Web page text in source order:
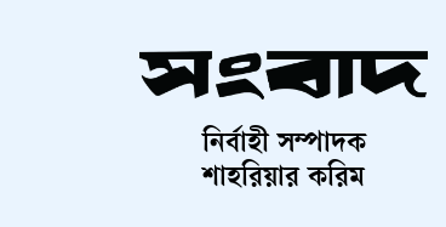
নির্বাহী সম্পাদক
শাহরিয়ার করিম